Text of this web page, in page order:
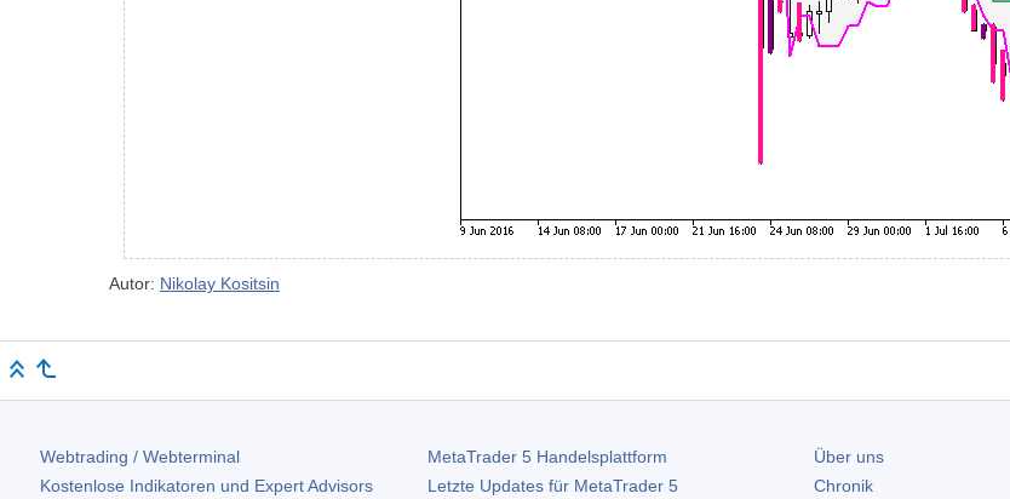
Autor: Nikolay Kositsin
Webtrading / Webterminal
Kostenlose Indikatoren und Expert Advisors
MetaTrader 5Handelsplattform
Letzte Updates für MetaTrader 5
Über uns
Chronik